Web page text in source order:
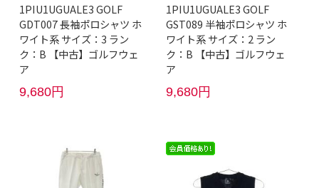
1PIU1UGUALE3 GOLF
GDT007 長袖ポロシャツ ホ
ワイト系 サイズ：3 ラン
ク：B 【中古】ゴルフウェ
ア
9,680円
1PIU1UGUALE3 GOLF
GST089 半袖ポロシャツ ホ
ワイト系 サイズ：2 ラン
ク：B 【中古】ゴルフウェ
ア
9,680円